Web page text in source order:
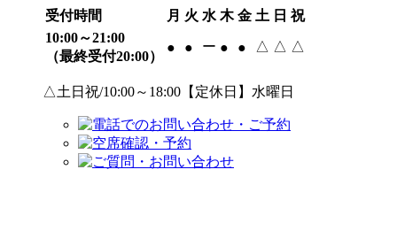
受付時間 月 火 水 木 金 土 日 祝
10:00～21:00
（最終受付20:00）
● ● ー ● ● △ △ △
△土日祝/10:00～18:00【定休日】水曜日